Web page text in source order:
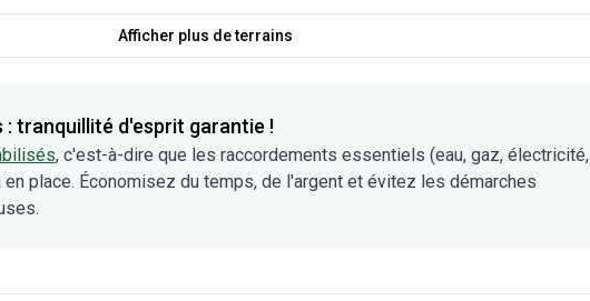
Afficher plus de terrains
: tranquillité d'esprit garantie !
, c'est-à-dire que les raccordements essentiels (eau, gaz, électricité,
place. Économisez du temps, de l'argent et évitez les démarches